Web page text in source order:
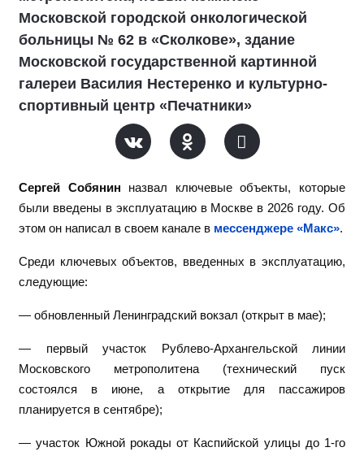
Московской городской онкологической
больницы № 62 в «Сколкове», здание
Московской государственной картинной
галереи Василия Нестеренко и культурно-
спортивный центр «Печатники»
Сергей Собянин назвал ключевые объекты, которые
были введены в эксплуатацию в Москве в 2026 году. Об
этом он написал в своем канале в мессенджере «Макс».
Среди ключевых объектов, введенных в эксплуатацию,
следующие:
— обновленный Ленинградский вокзал (открыт в мае);
— первый участок Рублево-Архангельской линии
Московского метрополитена (технический пуск
состоялся в июне, а открытие для пассажиров
планируется в сентябре);
— участок Южной рокады от Каспийской улицы до 1-го